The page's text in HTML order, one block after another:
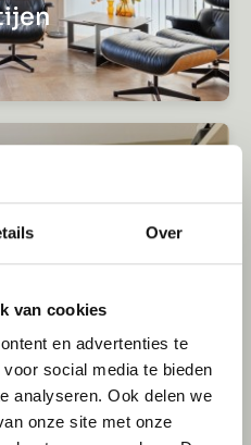
Over
van cookies
en advertenties te
social media te bieden
analyseren. Ook delen we
onze site met onze